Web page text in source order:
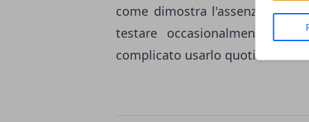
come dimostra l'assenza della
testare occasionalmente
complicato usarlo